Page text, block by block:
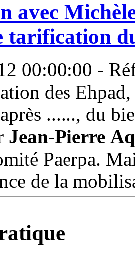
avec
tarification
00:00:00 -
des
......, du
Jean-Pierre
Paerpa.
de la